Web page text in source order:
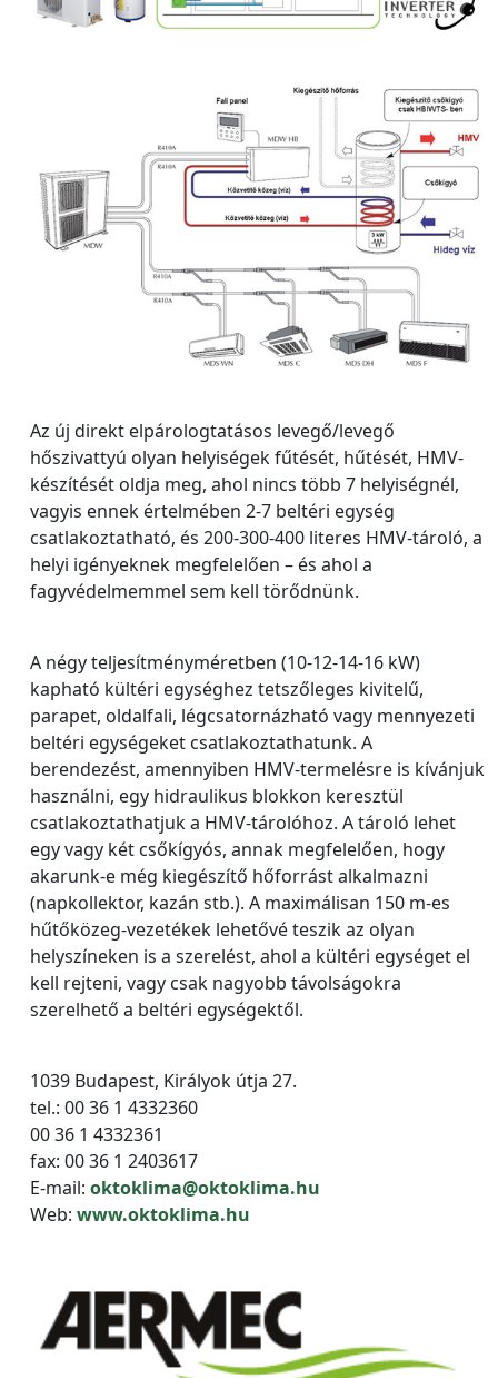
Az új direkt elpárologtatásos levegő/levegő
hőszivattyú olyan helyiségek fűtését, hűtését, HMV-
készítését oldja meg, ahol nincs több 7 helyiségnél,
vagyis ennek értelmében 2-7 beltéri egység
csatlakoztatható, és 200-300-400 literes HMV-tároló, a
helyi igényeknek megfelelően – és ahol a
fagyvédelmemmel sem kell törődnünk.
A négy teljesítményméretben (10-12-14-16 kW)
kapható kültéri egységhez tetszőleges kivitelű,
parapet, oldalfali, légcsatornázható vagy mennyezeti
beltéri egységeket csatlakoztathatunk. A
berendezést, amennyiben HMV-termelésre is kívánjuk
használni, egy hidraulikus blokkon keresztül
csatlakoztathatjuk a HMV-tárolóhoz. A tároló lehet
egy vagy két csőkígyós, annak megfelelően, hogy
akarunk-e még kiegészítő hőforrást alkalmazni
(napkollektor, kazán stb.). A maximálisan 150 m-es
hűtőközeg-vezetékek lehetővé teszik az olyan
helyszíneken is a szerelést, ahol a kültéri egységet el
kell rejteni, vagy csak nagyobb távolságokra
szerelhető a beltéri egységektől.
1039 Budapest, Királyok útja 27.
tel.: 00 36 1 4332360
00 36 1 4332361
fax: 00 36 1 2403617
E-mail: oktoklima@oktoklima.hu
Web: www.oktoklima.hu